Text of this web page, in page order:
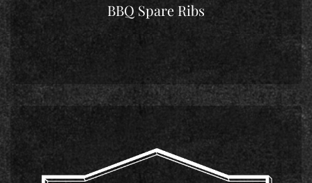
BBQ Spare Ribs